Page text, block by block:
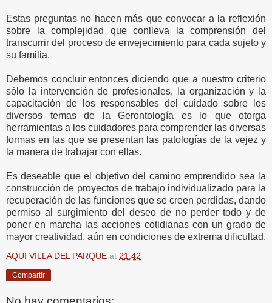
Estas preguntas no hacen más que convocar a la reflexión
sobre la complejidad que conlleva la comprensión del
transcurrir del proceso de envejecimiento para cada sujeto y
su familia.
Debemos concluir entonces diciendo que a nuestro criterio
sólo la intervención de profesionales, la organización y la
capacitación de los responsables del cuidado sobre los
diversos temas de la Gerontología es lo que otorga
herramientas a los cuidadores para comprender las diversas
formas en las que se presentan las patologías de la vejez y
la manera de trabajar con ellas.
Es deseable que el objetivo del camino emprendido sea la
construcción de proyectos de trabajo individualizado para la
recuperación de las funciones que se creen perdidas, dando
permiso al surgimiento del deseo de no perder todo y de
poner en marcha las acciones cotidianas con un grado de
mayor creatividad, aún en condiciones de extrema dificultad.
AQUI VILLA DEL PARQUE at 21:42
Compartir